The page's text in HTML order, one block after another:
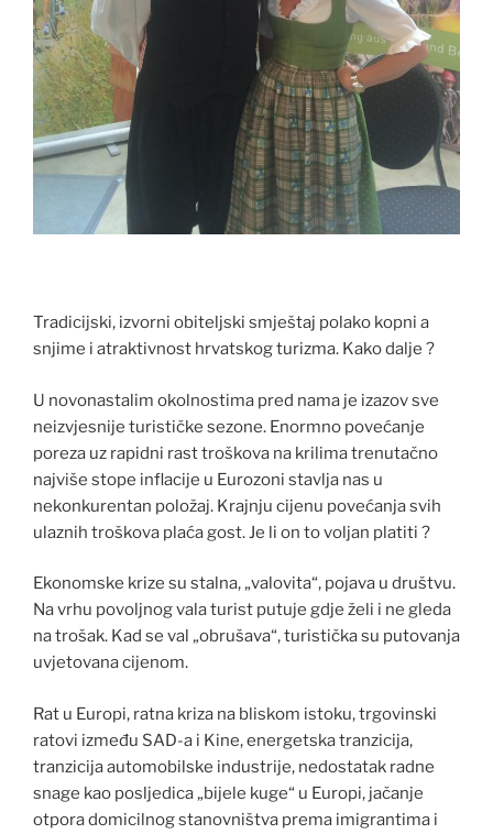
Tradicijski, izvorni obiteljski smještaj polako kopni a
snjime i atraktivnost hrvatskog turizma. Kako dalje ?
U novonastalim okolnostima pred nama je izazov sve
neizvjesnije turističke sezone. Enormno povećanje
poreza uz rapidni rast troškova na krilima trenutačno
najviše stope inflacije u Eurozoni stavlja nas u
nekonkurentan položaj. Krajnju cijenu povećanja svih
ulaznih troškova plaća gost. Je li on to voljan platiti ?
Ekonomske krize su stalna, „valovita“, pojava u društvu.
Na vrhu povoljnog vala turist putuje gdje želi i ne gleda
na trošak. Kad se val „obrušava“, turistička su putovanja
uvjetovana cijenom.
Rat u Europi, ratna kriza na bliskom istoku, trgovinski
ratovi između SAD-a i Kine, energetska tranzicija,
tranzicija automobilske industrije, nedostatak radne
snage kao posljedica „bijele kuge“ u Europi, jačanje
otpora domicilnog stanovništva prema imigrantima i